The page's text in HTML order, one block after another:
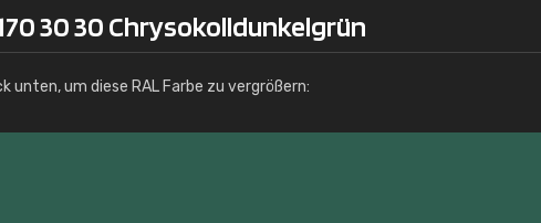
30 30 Chrysokolldunkelgrün
unten, um diese RAL Farbe zu vergrößern: